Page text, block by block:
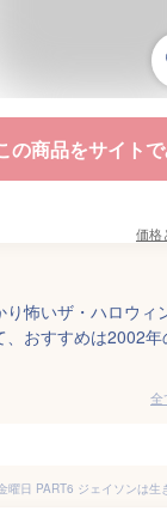
の商品をサイト
価格
り怖いザ・ハロウィ
、おすすめは2002
全
曜日 PART6 ジェイソンは生